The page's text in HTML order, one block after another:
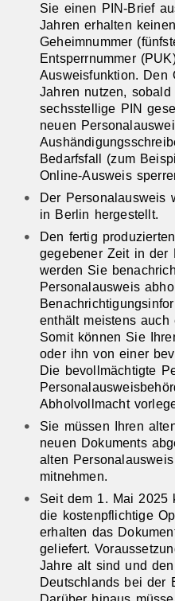
Sie einen PIN-Brief
Jahren erhalten
Geheimnummer
Entsperrnummer
Ausweisfunktion. Den
Jahren nutzen,
sechsstellige PIN
neuen
Bedarfsfall (zum
Online-Ausweis
Der Personalausweis
in Berlin hergestellt.
Den fertig
gegebener Zeit in
werden Sie
Personalausweis
enthält meistens auch
Somit können Sie
oder ihn von einer
Die bevollmächtigte
Abholvollmacht
Sie müssen Ihren
neuen Dokuments
alten
mitnehmen.
Seit dem 1. Mai 2025
die kostenpflichtige
erhalten das
geliefert.
Jahre alt sind und
Deutschlands bei der